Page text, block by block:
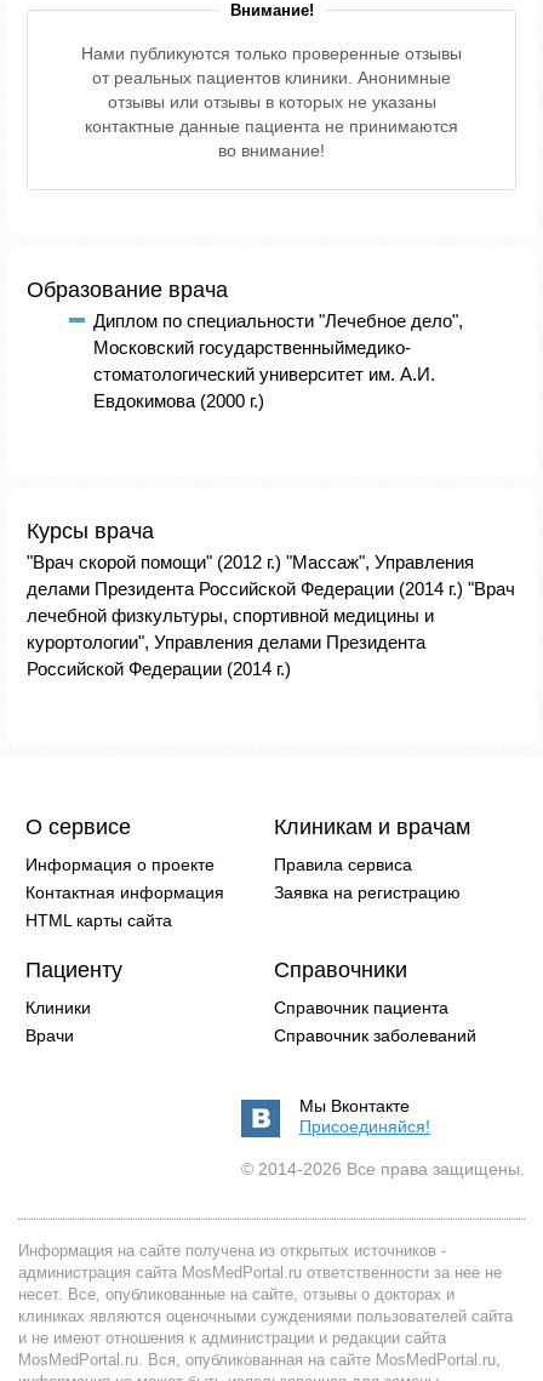
Внимание!
Нами публикуются только проверенные отзывы
от реальных пациентов клиники. Анонимные
отзывы или отзывы в которых не указаны
контактные данные пациента не принимаются
во внимание!
Образование врача
Диплом по специальности "Лечебное дело",
Московский государственныймедико-
стоматологический университет им. А.И.
Евдокимова (2000 г.)
Курсы врача
"Врач скорой помощи" (2012 г.) "Массаж", Управления
делами Президента Российской Федерации (2014 г.) "Врач
лечебной физкультуры, спортивной медицины и
курортологии", Управления делами Президента
Российской Федерации (2014 г.)
О сервисе
Информация о проекте
Контактная информация
HTML карты сайта
Клиникам и врачам
Правила сервиса
Заявка на регистрацию
Пациенту
Клиники
Врачи
Справочники
Справочник пациента
Справочник заболеваний
Мы Вконтакте
Присоединяйся!
© 2014-2026 Все права защищены.
Информация на сайте получена из открытых источников -
администрация сайта MosMedPortal.ru ответственности за нее не
несет. Все, опубликованные на сайте, отзывы о докторах и
клиниках являются оценочными суждениями пользователей сайта
и не имеют отношения к администрации и редакции сайта
MosMedPortal.ru. Вся, опубликованная на сайте MosMedPortal.ru,